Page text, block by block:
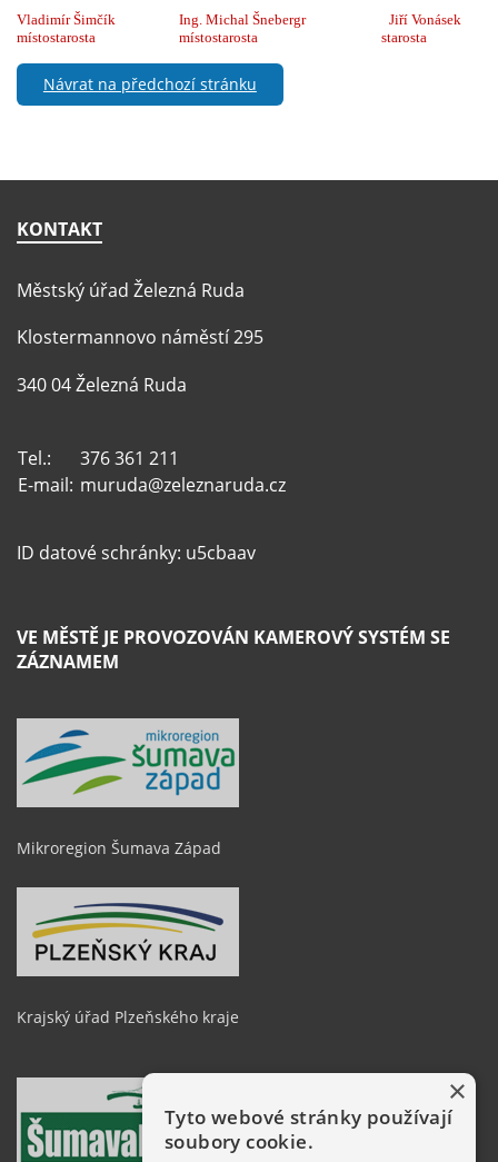
Vladimír Šimčík Ing. Michal Šnebergr
Jiří Vonásek
místostarosta
místostarosta starosta
Návrat na předchozí stránku
KONTAKT
Městský úřad Železná Ruda
Klostermannovo náměstí 295
340 04 Železná Ruda
Tel.:
376 361 211
E-mail: muruda@zeleznaruda.cz
ID datové schránky: u5cbaav
VE MĚSTĚ JE PROVOZOVÁN KAMEROVÝ SYSTÉM SE
ZÁZNAMEM
Mikroregion Šumava Západ
Krajský úřad Plzeňského kraje
×
Tyto webové stránky používají
soubory cookie.